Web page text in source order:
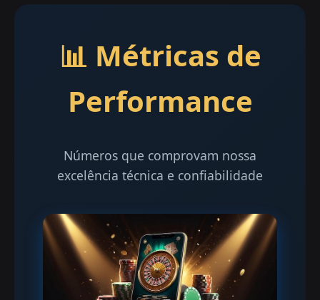
📊 Métricas de
Performance
Números que comprovam nossa
excelência técnica e confiabilidade